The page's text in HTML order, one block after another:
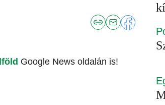
Google News oldalán is!